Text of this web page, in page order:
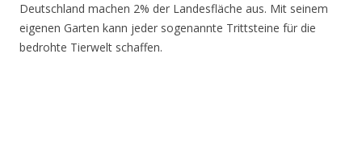
Deutschland machen 2% der Landesfläche aus. Mit seinem
eigenen Garten kann jeder sogenannte Trittsteine für die
bedrohte Tierwelt schaffen.